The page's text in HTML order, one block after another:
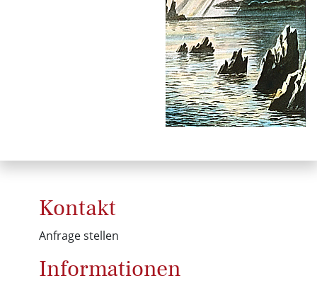
Kontakt
Anfrage stellen
Informationen